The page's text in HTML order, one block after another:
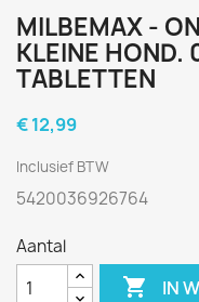
MILBEMAX -
KLEINE HOND.
TABLETTEN
€ 12,99
Inclusief BTW
5420036926764
Aantal
 IN